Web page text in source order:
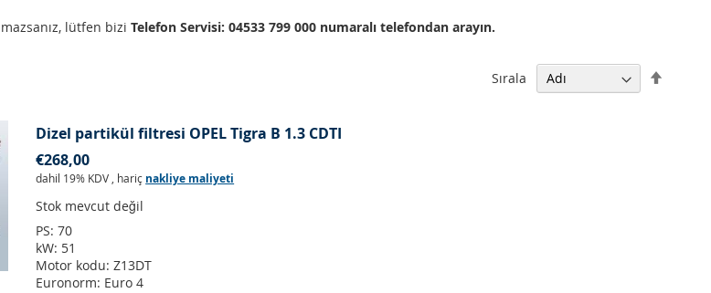
lütfen biziTelefon Servisi: 04533 799 000 numaralı telefondan arayın.
Sırala
Dizel partikül filtresi OPEL Tigra B 1.3 CDTI
€268,00
dahil 19% KDV , hariç nakliye maliyeti
Stok mevcut değil
PS:70
kW: 51
Motor kodu:Z13DT
Euronorm: Euro 4